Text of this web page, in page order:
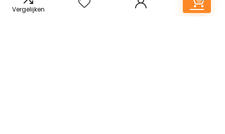
Vergelijken